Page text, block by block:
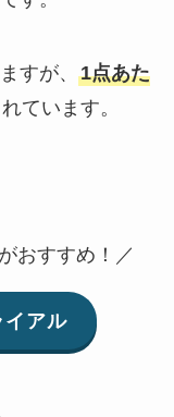
すが、 1点あた
ています。
おすすめ！／
アル